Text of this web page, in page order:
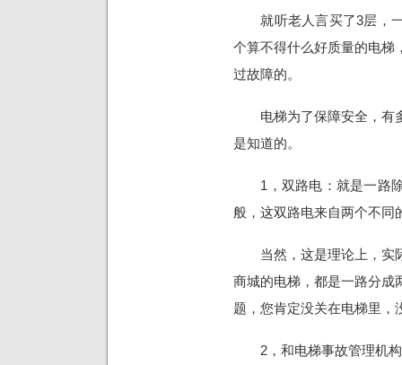
就听老人言买了3层，一
个算不得什么好质量的电梯
过故障的。
电梯为了保障安全，有
是知道的。
1，双路电：就是一路除
般，这双路电来自两个不同
当然，这是理论上，实
商城的电梯，都是一路分成
题，您肯定没关在电梯里，
2，和电梯事故管理机构